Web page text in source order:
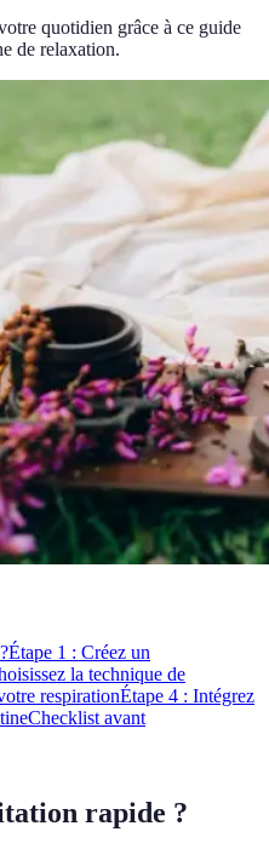
quotidien grâce à ce guide
de relaxation.
Étape 1 : Créez un
la technique de
respirationÉtape 4 : Intégrez
Checklist avant
rapide ?